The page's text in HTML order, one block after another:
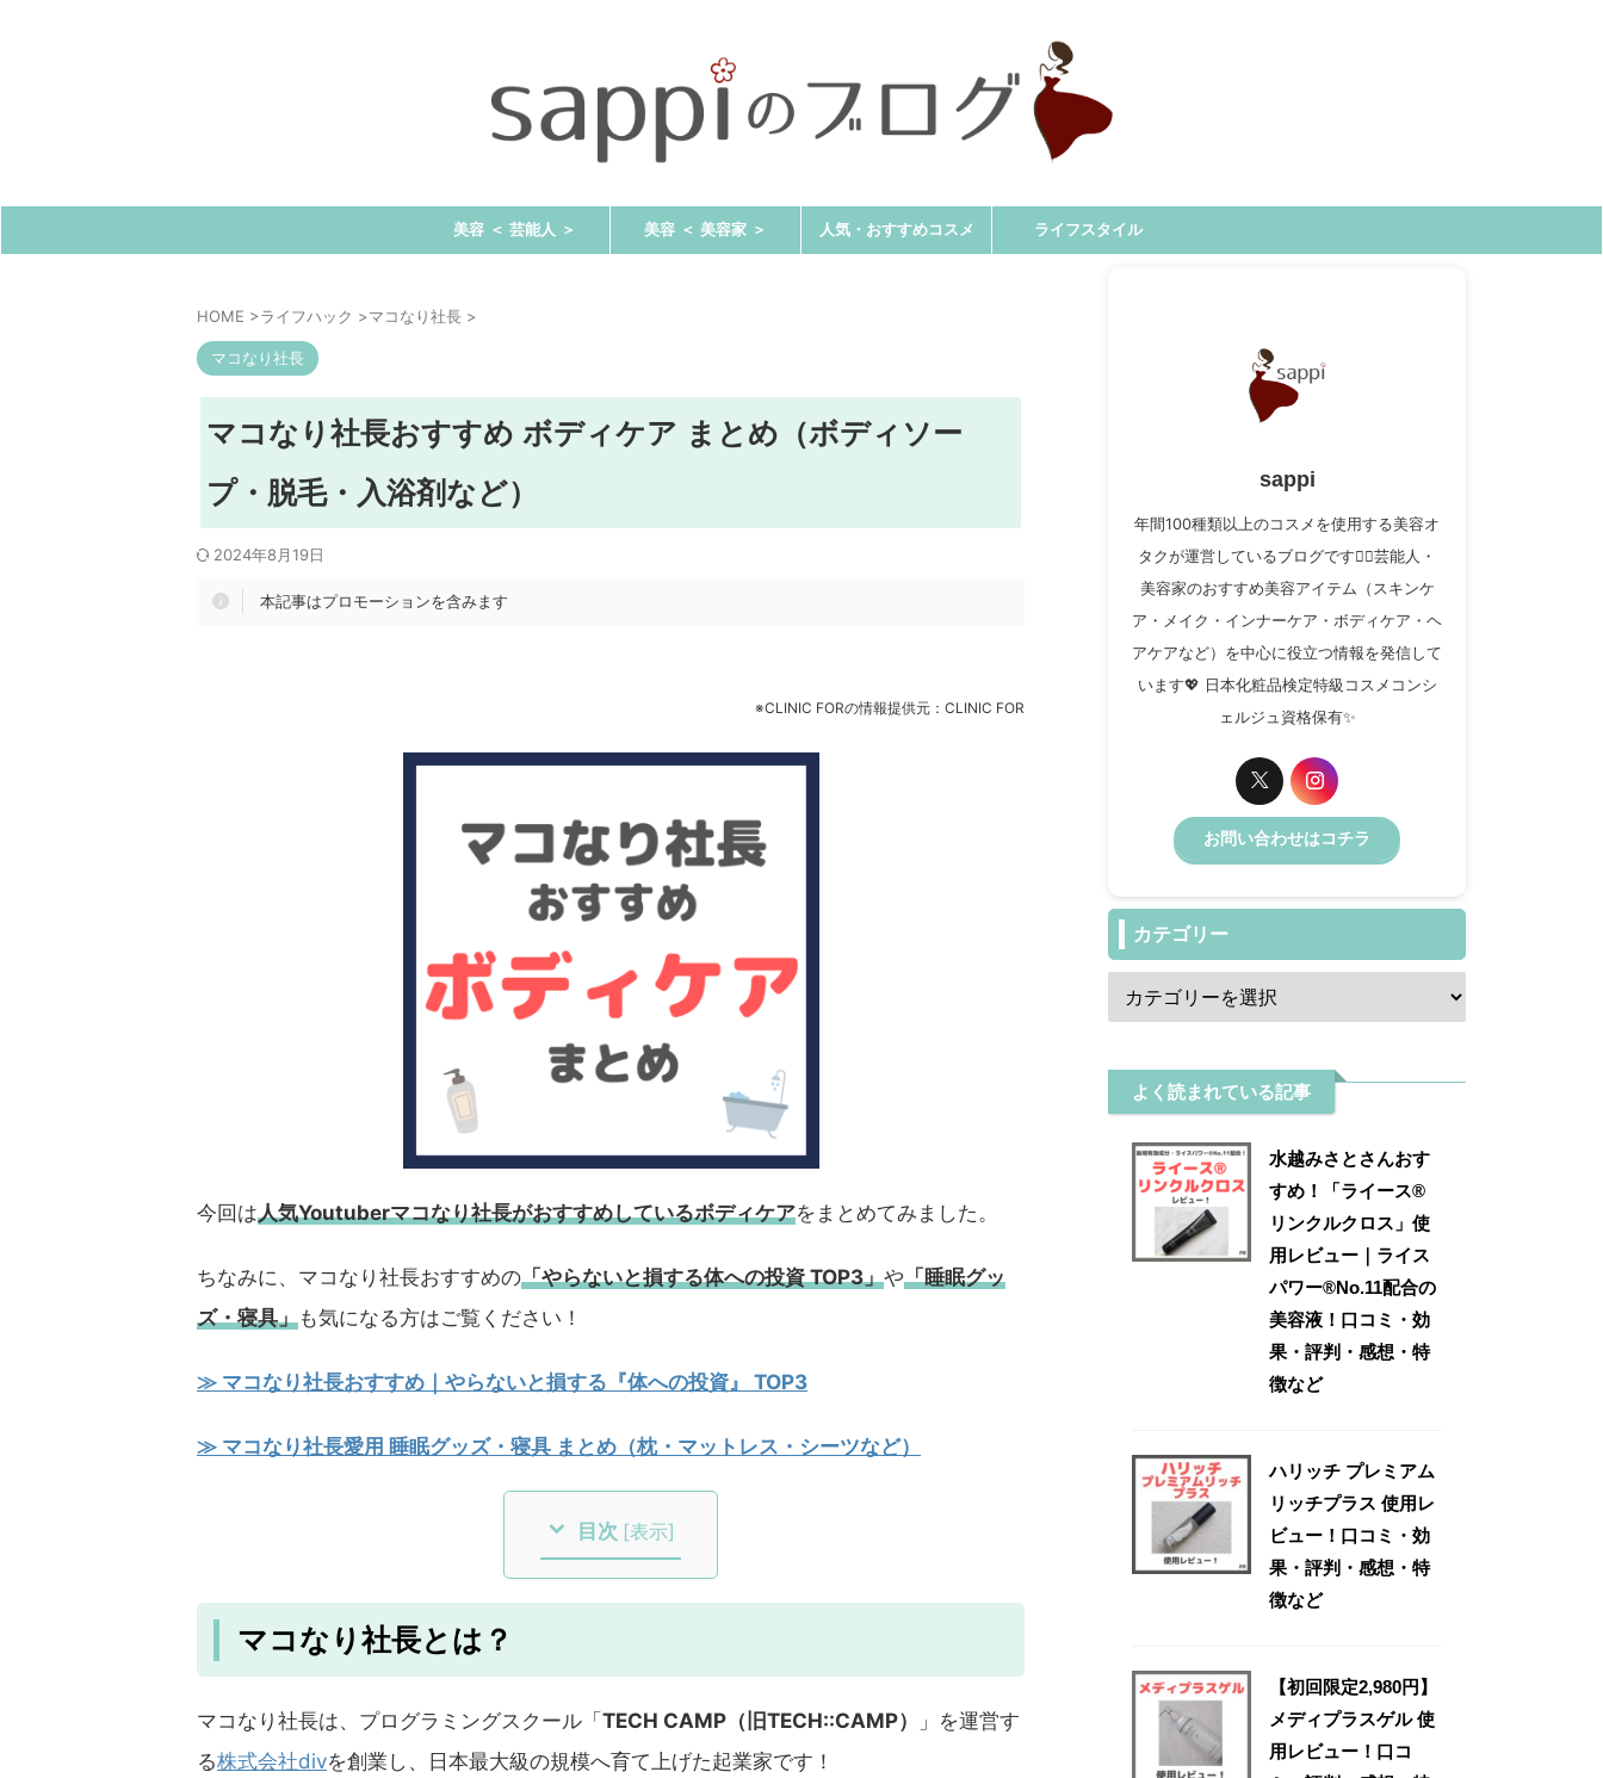
美容 ＜ 芸能人 ＞ 美容 ＜ 美容家 ＞ 人気・おすすめコスメ ライフスタイル
HOME >ライフハック >マコなり社長 >
マコなり社長
マコなり社長おすすめ ボディケア まとめ（ボディソー
プ・脱毛・入浴剤など）
2024年8月19日
本記事はプロモーションを含みます
※CLINIC FORの情報提供元：CLINIC FOR
今回は人気Youtuberマコなり社長がおすすめしているボディケアをまとめてみました。
ちなみに、マコなり社長おすすめの「やらないと損する体への投資 TOP3」や「睡眠グッ
ズ・寝具」も気になる方はご覧ください！
≫ マコなり社長おすすめ｜やらないと損する『体への投資』 TOP3
≫ マコなり社長愛用 睡眠グッズ・寝具 まとめ（枕・マットレス・シーツなど）
目次 [表示]
マコなり社長とは？
マコなり社長は、プログラミングスクール「 TECH CAMP（旧TECH::CAMP）
」を運営す
る株式会社divを創業し、日本最大級の規模へ育て上げた起業家です！
sappi
年間100種類以上のコスメを使用する美容オ
タクが運営しているブログです✍🏻芸能人・
美容家のおすすめ美容アイテム（スキンケ
ア・メイク・インナーケア・ボディケア・ヘ
アケアなど）を中心に役立つ情報を発信して
います💖 日本化粧品検定特級コスメコンシ
ェルジュ資格保有✨️
お問い合わせはコチラ
カテゴリー
よく読まれている記事
水越みさとさんおす
すめ！「ライース®
リンクルクロス」使
用レビュー｜ライス
パワー®No.11配合の
美容液！口コミ・効
果・評判・感想・特
徴など
ハリッチ プレミアム
リッチプラス 使用レ
ビュー！口コミ・効
果・評判・感想・特
徴など
【初回限定2,980円】
メディプラスゲル 使
用レビュー！口コ